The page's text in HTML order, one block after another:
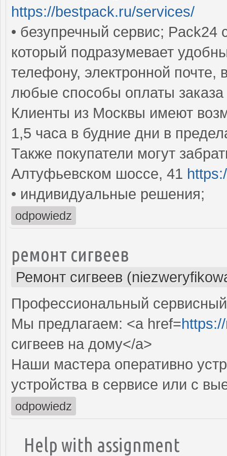
https://bestpack.ru/services/
• безупречный сервис;
который подразумевает
телефону, электронной почте,
любые способы оплаты заказа
Клиенты из Москвы имеют
1,5 часа в будние дни в
Также покупатели могут
Алтуфьевском шоссе, 41
• индивидуальные решения;
odpowiedz
ремонт сигвеев
Ремонт сигвеев
Профессиональный
Мы предлагаем: <a href=
сигвеев на дому</a>
Наши мастера оперативно
устройства в сервисе или с
odpowiedz
Help with assignment